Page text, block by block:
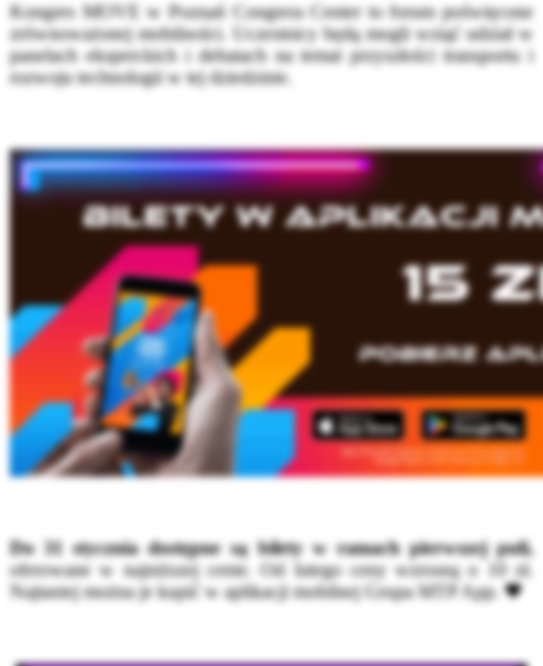
Kongres MOVE w Poznań Congress Center to forum poświęcone
zrównoważonej mobilności. Uczestnicy będą mogli wziąć udział w
panelach eksperckich i debatach na temat przyszłości transportu i
rozwoju technologii w tej dziedzinie.
Do 31 stycznia dostępne są bilety w ramach pierwszej puli,
oferowane w najniższej cenie. Od lutego ceny wzrosną o 10 zł.
Najtaniej można je kupić w aplikacji mobilnej Grupa MTP App. 🖤